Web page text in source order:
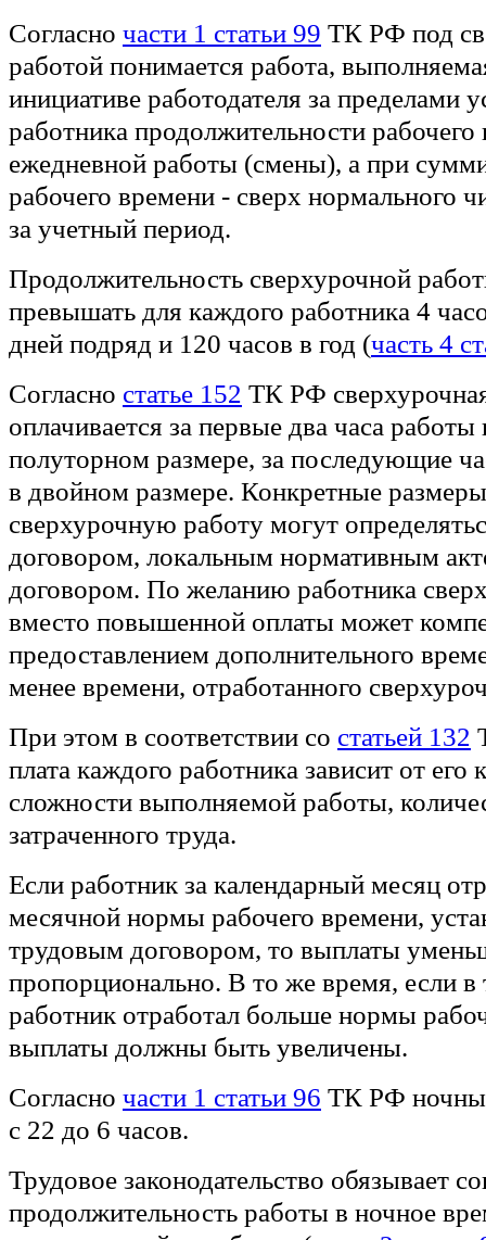
Согласно части 1 статьи 99 ТК РФ под
работой понимается работа,
инициативе работодателя за пределами
работника продолжительности
ежедневной работы (смены), а при
рабочего времени - сверх нормального
за учетный период.
Продолжительность сверхурочной
превышать для каждого работника 4
дней подряд и 120 часов в год (часть 4
Согласно статье 152 ТК РФ
оплачивается за первые два часа
полуторном размере, за последующие
в двойном размере. Конкретные
сверхурочную работу могут
договором, локальным нормативным
договором. По желанию работника
вместо повышенной оплаты может
предоставлением дополнительного
менее времени, отработанного
При этом в соответствии со статьей 132
плата каждого работника зависит от его
сложности выполняемой работы,
затраченного труда.
Если работник за календарный месяц
месячной нормы рабочего времени,
трудовым договором, то выплаты
пропорционально. В то же время, если в
работник отработал больше нормы
выплаты должны быть увеличены.
Согласно части 1 статьи 96 ТК РФ
с 22 до 6 часов.
Трудовое законодательство обязывает
продолжительность работы в ночное